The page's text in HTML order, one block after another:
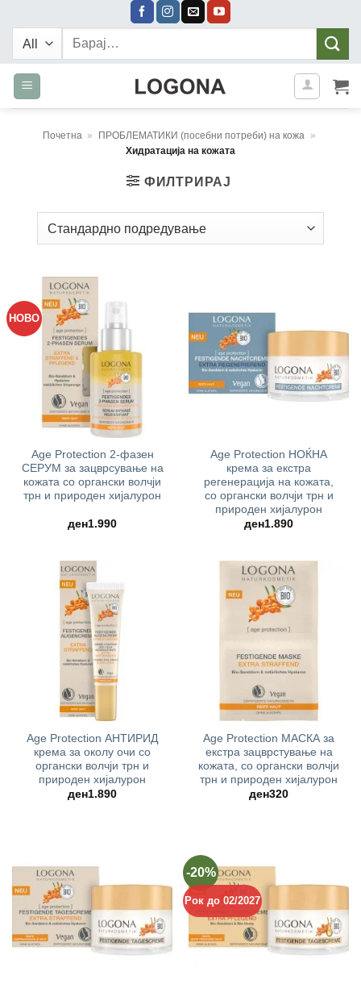
content
Барај:
Почетна » ПРОБЛЕМАТИКИ (посебни потреби) на кожа »
Хидратација на кожата
ФИЛТРИРАЈ
НОВО
Age Protection 2-фазен
СЕРУМ за зацврсување на
кожата со органски волчји
трн и природен хијалурон
ден1.990
Age Protection НОЌНА
крема за екстра
регенерација на кожата,
со органски волчји трн и
природен хијалурон
ден1.890
Age Protection АНТИРИД
крема за околу очи со
органски волчји трн и
природен хијалурон
ден1.890
Age Protection МАСКА за
екстра зацврстување на
кожата, со органски волчји
трн и природен хијалурон
ден320
-20%
Рок до 02/2027